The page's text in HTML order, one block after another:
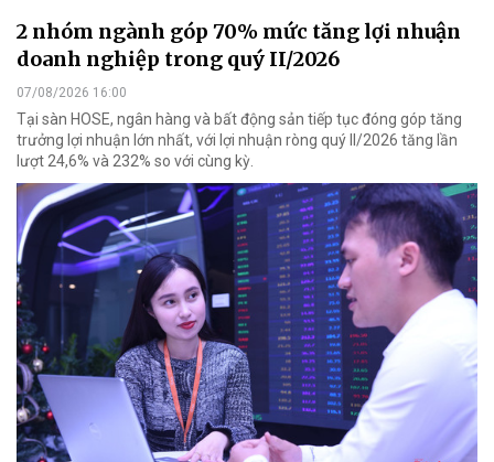
2 nhóm ngành góp 70% mức tăng lợi nhuận
doanh nghiệp trong quý II/2026
07/08/2026 16:00
Tại sàn HOSE, ngân hàng và bất động sản tiếp tục đóng góp tăng
trưởng lợi nhuận lớn nhất, với lợi nhuận ròng quý II/2026 tăng lần
lượt 24,6% và 232% so với cùng kỳ.